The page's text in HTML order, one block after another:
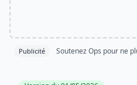
Publicité Soutenez Ops pour ne